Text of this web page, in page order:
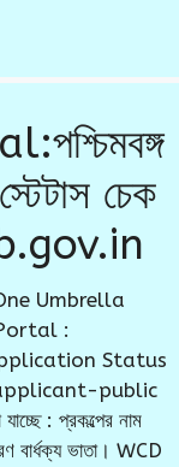
চেক
One Umbrella
:
Status
public
: প্রকল্পের নাম
বার্ধক্য ভাতা। WCD